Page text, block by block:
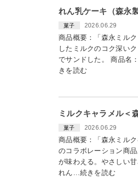
れん乳ケーキ（森永
菓子 2026.06.29
商品概要：「森永ミル
したミルクのコク深い
でサンドした。 商品名
きを読む
ミルクキャラメル＜
菓子 2026.06.29
商品概要：「森永ミル
のコラボレーション商
が味わえる。やさしい
れん…続きを読む